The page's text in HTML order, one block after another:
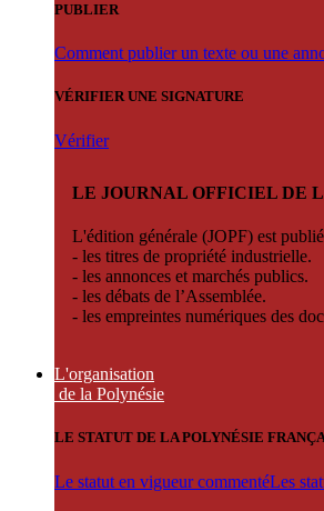
PUBLIER
Comment publier un texte ou une
VÉRIFIER UNE SIGNATURE
Vérifier
LE JOURNAL OFFICIEL DE
L'édition générale (JOPF) est
- les titres de propriété industrielle.
- les annonces et marchés publics.
- les débats de l’Assemblée.
- les empreintes numériques des
L'organisation
de la Polynésie
LE STATUT DE LA POLYNÉSIE
Le statut en vigueur commentéLes